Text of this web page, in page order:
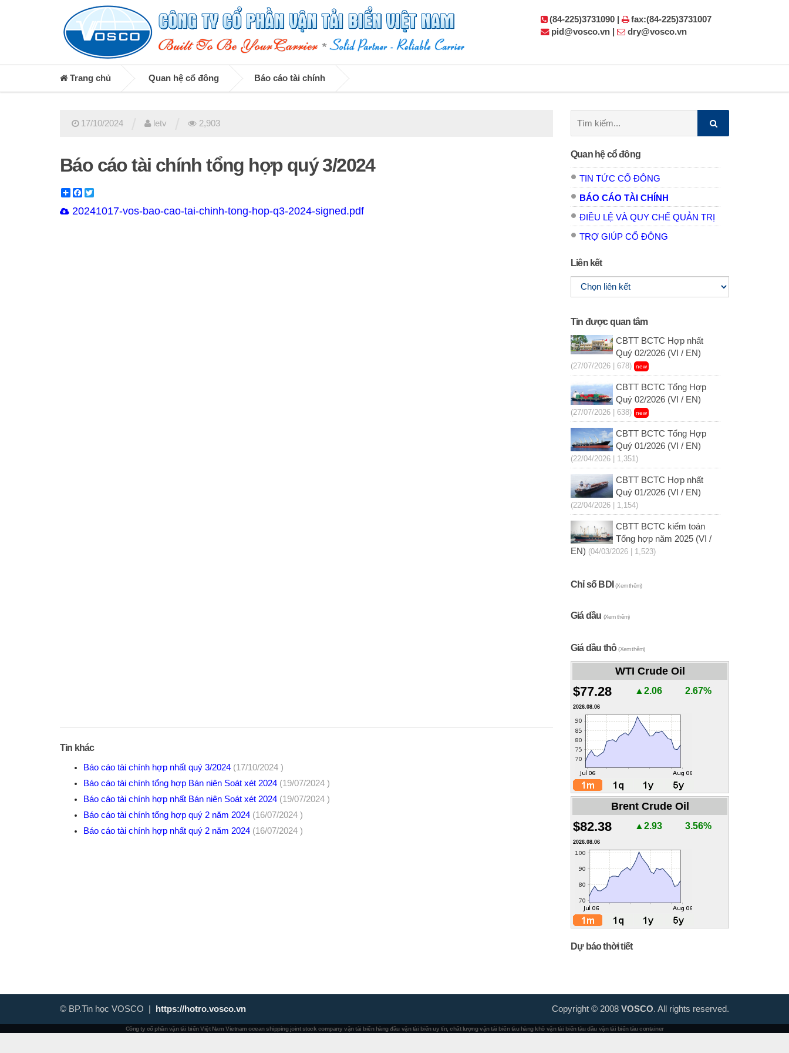
(84-225)3731090 |
fax:(84-225)3731007
pid@vosco.vn |
dry@vosco.vn
Trang chủ Quan hệ cổ đông Báo cáo tài chính
17/10/2024 letv 2,903
Báo cáo tài chính tổng hợp quý 3/2024
ShareFacebook
20241017-vos-bao-cao-tai-chinh-tong-hop-q3-2024-signed.pdf
Tin khác
Báo cáo tài chính hợp nhất quý 3/2024 (17/10/2024 )
Báo cáo tài chính tổng hợp Bán niên Soát xét 2024 (19/07/2024 )
Báo cáo tài chính hợp nhất Bán niên Soát xét 2024 (19/07/2024 )
Báo cáo tài chính tổng hợp quý 2 năm 2024 (16/07/2024 )
Báo cáo tài chính hợp nhất quý 2 năm 2024 (16/07/2024 )
kiếm:
Quan hệ cổ đông
TIN TỨC CỔ ĐÔNG
BÁO CÁO TÀI CHÍNH
ĐIỀU LỆ VÀ QUY CHẾ QUẢN TRỊ
TRỢ GIÚP CỔ ĐÔNG
Liên kết
Tin được quan tâm
CBTT BCTC Hợp nhất
Quý 02/2026 (VI / EN)
(27/07/2026 | 678) new
CBTT BCTC Tổng Hợp
Quý 02/2026 (VI / EN)
(27/07/2026 | 638) new
CBTT BCTC Tổng Hợp
Quý 01/2026 (VI / EN)
(22/04/2026 | 1,351)
CBTT BCTC Hợp nhất
Quý 01/2026 (VI / EN)
(22/04/2026 | 1,154)
CBTT BCTC kiểm toán
Tổng hợp năm 2025 (VI /
EN) (04/03/2026 | 1,523)
Chỉ số BDI(Xem thêm)
Giá dầu (Xem thêm)
Giá dầu thô(Xem thêm)
WTI Crude Oil
$77.28 ▲2.06 2.67%
2026.08.06
Brent Crude Oil
$82.38 ▲2.93 3.56%
2026.08.06
Dự báo thời tiết
© BP.Tin học VOSCO | https://hotro.vosco.vn Copyright © 2008 VOSCO. All rights reserved.
Công ty cổ phần vận tải biển Việt Nam Vietnam ocean shipping joint stock company vận tải biển hàng đầu vận tải biển uy tín, chất lượng vận tải biển tàu hàng khô vận tải biển tàu dầu vận tải biển tàu container